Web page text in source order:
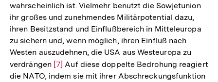
wahrscheinlich ist. Vielmehr benutzt die Sowjetunion
ihr großes und zunehmendes Militärpotential dazu,
ihren Besitzstand und Einflußbereich in Mitteleuropa
zu sichern und, wenn möglich, ihren Einfluß nach
Westen auszudehnen, die USA aus Westeuropa zu
verdrängen Zur
Auflösung
[7] Auf diese doppelte Bedrohung reagiert
die NATO, indem sie mit ihrer Abschreckungsfunktion